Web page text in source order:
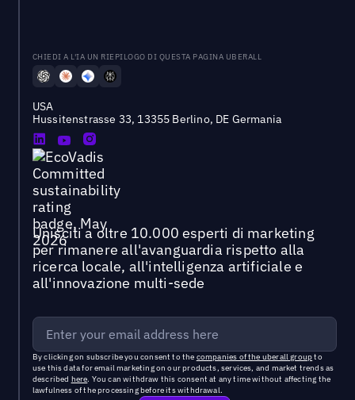
CHIEDI A L'IA UN RIEPILOGO DI QUESTA PAGINA UBERALL
USA
Hussitenstrasse 33, 13355 Berlino, DE Germania
Unisciti a oltre 10.000 esperti di marketing
per rimanere all'avanguardia rispetto alla
ricerca locale, all'intelligenza artificiale e
all'innovazione multi-sede
By clicking on subscribe you consent to the companies of the uberall groupto
use this data for email marketing on our products, services, and market trends as
described here. You can withdraw this consent at any time without affecting the
lawfulness of the processing before its withdrawal.